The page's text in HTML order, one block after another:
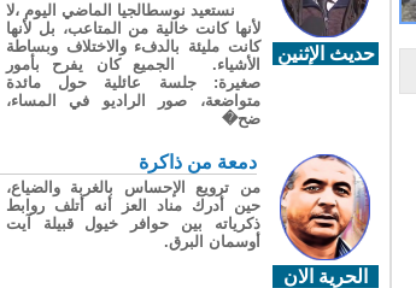
حديث الإثنين
نستعيد نوسطالجيا الماضي اليوم ،لا
لأنها كانت خالية من المتاعب، بل لأنها
كانت مليئة بالدفء والاختلاف وبساطة
الأشياء. الجميع كان يفرح بأمور
صغيرة: جلسة عائلية حول مائدة
متواضعة، صور الراديو في المساء،
ضح�
الحرية الان
دمعة من ذاكرة
من ترويع الإحساس بالغربة والضياع،
حين أدرك مناد العز أنه أتلف روابط
ذكرياته بين حوافر خيول قبيلة آيت
أوسمان البرق.